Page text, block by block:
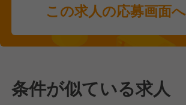
この求人の応募画面
条件が似ている求人